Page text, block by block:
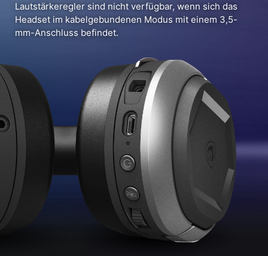
Lautstärkeregler sind nicht verfügbar, wenn sich das
Headset im kabelgebundenen Modus mit einem 3,5-
mm-Anschluss befindet.